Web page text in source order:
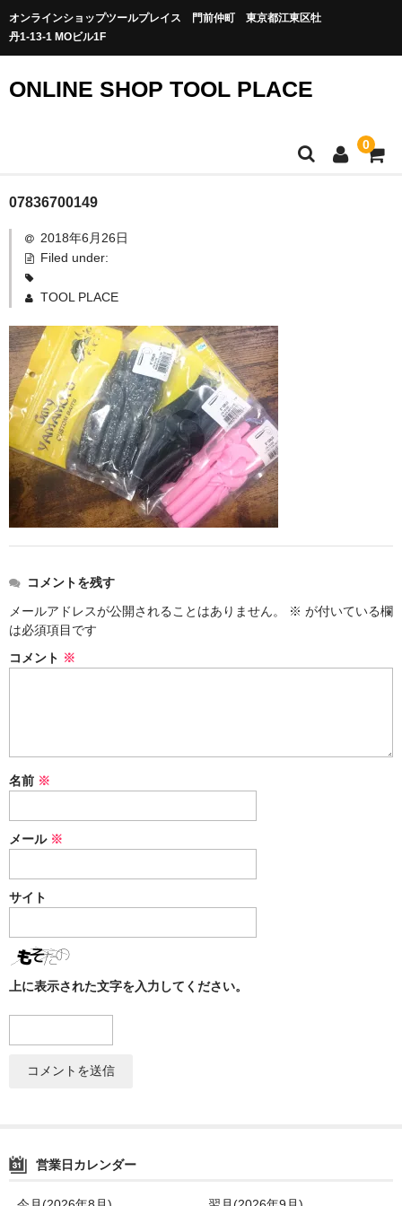
オンラインショップツールプレイス 門前仲町 東京都江東区牡
丹1-13-1 MOビル1F
ONLINE SHOP TOOL PLACE
0
07836700149
2018年6月26日
Filed under:
TOOL PLACE
コメントを残す
メールアドレスが公開されることはありません。
※ が付いている欄
は必須項目です
コメント ※
名前 ※
メール ※
サイト
上に表示された文字を入力してください。
営業日カレンダー